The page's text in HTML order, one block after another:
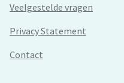
Veelgestelde vragen
Privacy Statement
Contact